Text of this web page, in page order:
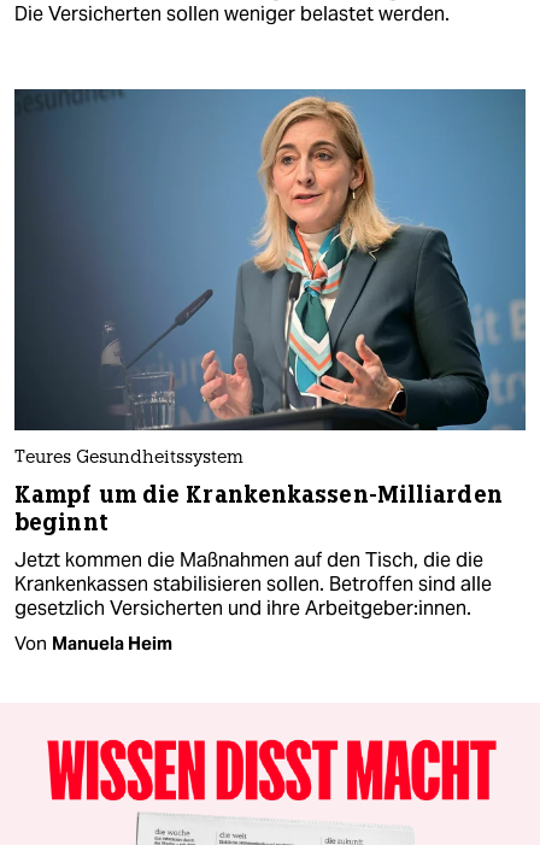
Die Versicherten sollen weniger belastet werden.
Teures Gesundheitssystem
Kampf um die Krankenkassen-Milliarden
beginnt
Jetzt kommen die Maßnahmen auf den Tisch, die die
Krankenkassen stabilisieren sollen. Betroffen sind alle
gesetzlich Versicherten und ihre Arbeitgeber:innen.
Von Manuela Heim